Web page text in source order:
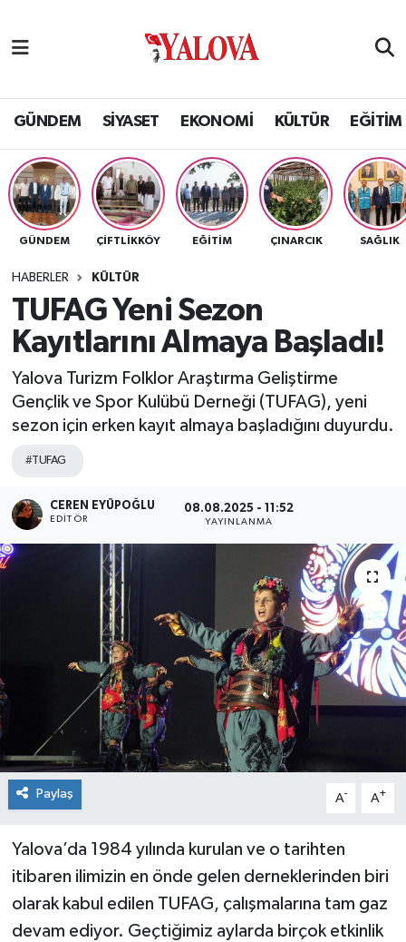
GÜNDEM SİYASET EKONOMİ KÜLTÜR EĞİTİM
GÜNDEM ÇİFTLİKKÖY EĞİTİM ÇINARCIK SAĞLIK
HABERLER KÜLTÜR
TUFAG Yeni Sezon
Kayıtlarını Almaya Başladı!
Yalova Turizm Folklor Araştırma Geliştirme
Gençlik ve Spor Kulübü Derneği (TUFAG), yeni
sezon için erken kayıt almaya başladığını duyurdu.
#TUFAG
CEREN EYÜPOĞLU
EDITÖR
08.08.2025 - 11:52
YAYINLANMA
Paylaş A- A+
Yalova’da 1984 yılında kurulan ve o tarihten
itibaren ilimizin en önde gelen derneklerinden biri
olarak kabul edilen TUFAG, çalışmalarına tam gaz
devam ediyor. Geçtiğimiz aylarda birçok etkinlik
SİYASET
EKONOMİ
KÜLTÜR
BİLİM VE TEKNOLOJİ
ASAYİŞ
SAĞLIK
SPOR
RESMİ İLAN
Yalova Nöbetçi Eczaneler
Yalova Hava Durumu
Yalova Namaz Vakitleri
Yalova Trafik Yoğunluk Haritası
Tüm Manşetler
Son Dakika Haberleri
Haber Arşivi